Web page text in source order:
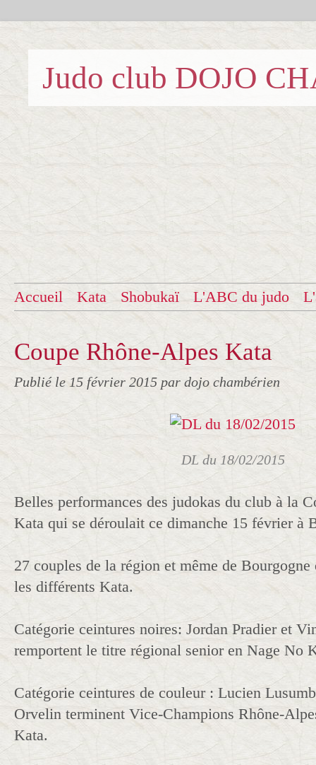
Judo club DOJO
Accueil Kata Shobukaï L'ABC du judo
Coupe Rhône-Alpes Kata
Publié le 15 février 2015 par dojo chambérien
DL du 18/02/2015
Belles performances des judokas du club à la
Kata qui se déroulait ce dimanche 15 février à
27 couples de la région et même de Bourgogne
les différents Kata.
Catégorie ceintures noires: Jordan Pradier et
remportent le titre régional senior en Nage No
Catégorie ceintures de couleur : Lucien
Orvelin terminent Vice-Champions Rhône-
Kata.